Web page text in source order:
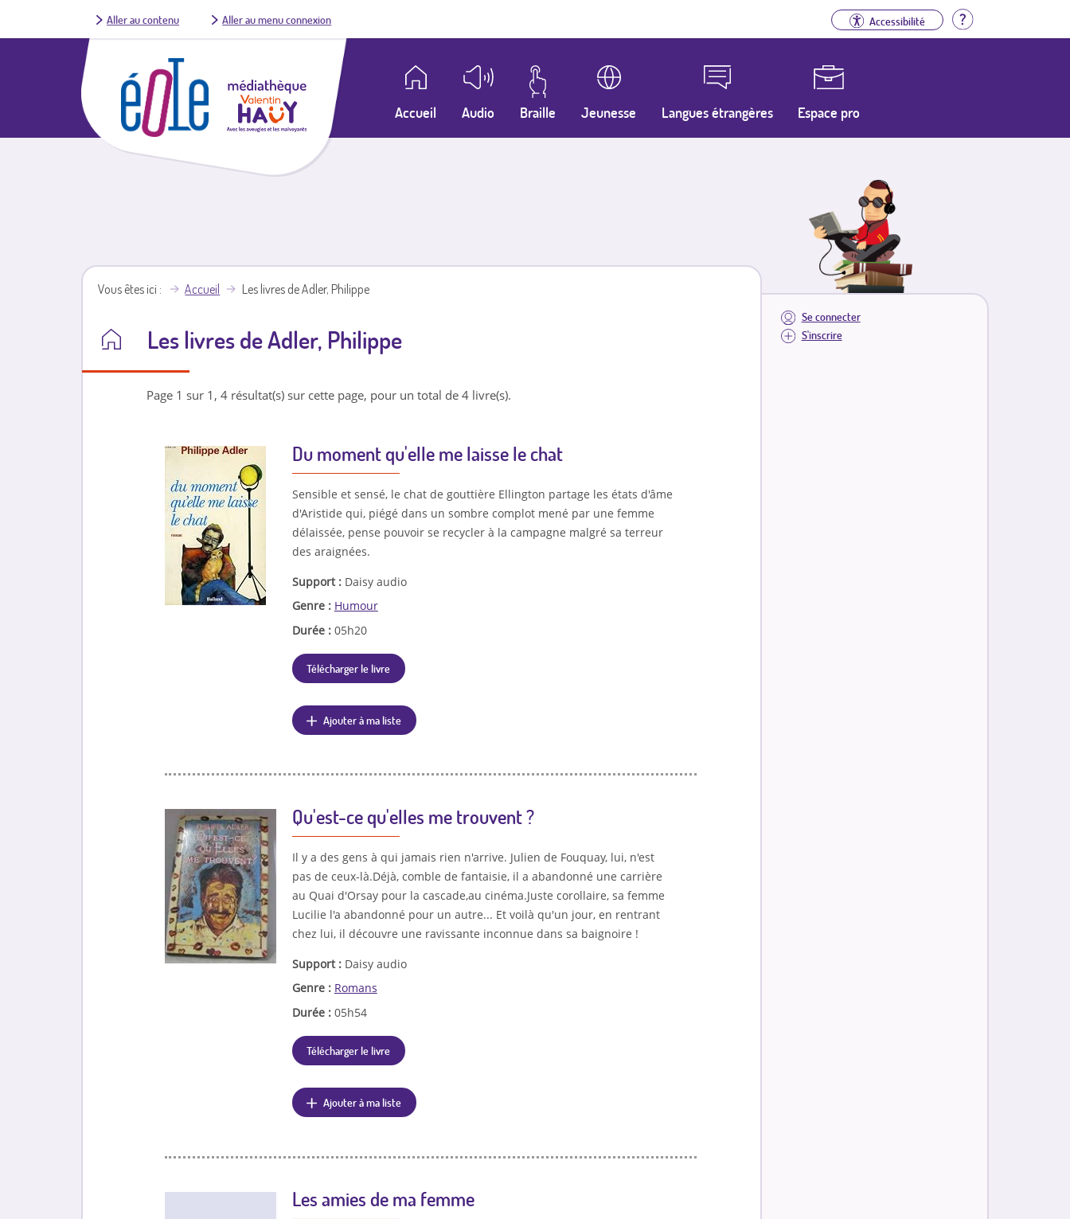
Aller au contenu Aller au menu connexion Accessibilité Aide
Accueil Audio Braille Jeunesse Langues étrangères Espace pro
Se connecter
S'inscrire
Vous êtes ici Accueil Les livres de Adler, Philippe
Les livres de Adler, Philippe
Page 1 sur 1, 4 résultat(s) sur cette page, pour un total de 4 livre(s).
Du moment qu'elle me laisse le chat
Sensible et sensé, le chat de gouttière Ellington partage les états d'âme
d'Aristide qui, piégé dans un sombre complot mené par une femme
délaissée, pense pouvoir se recycler à la campagne malgré sa terreur
des araignées.
Support : Daisy audio
Genre : Humour
Durée : 05h20
Télécharger le livre
Ajouter à ma liste
Qu'est-ce qu'elles me trouvent ?
Il y a des gens à qui jamais rien n'arrive. Julien de Fouquay, lui, n'est
pas de ceux-là.Déjà, comble de fantaisie, il a abandonné une carrière
au Quai d'Orsay pour la cascade,au cinéma.Juste corollaire, sa femme
Lucilie l'a abandonné pour un autre... Et voilà qu'un jour, en rentrant
chez lui, il découvre une ravissante inconnue dans sa baignoire !
Support : Daisy audio
Genre : Romans
Durée : 05h54
Télécharger le livre
Ajouter à ma liste
Les amies de ma femme